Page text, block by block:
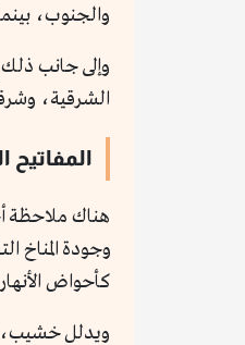
والجنوب،
وإلى جانب
الشرقية،
هناك ملاحظة
وجودة المناخ
كأحواض
ويدلل خشيب،